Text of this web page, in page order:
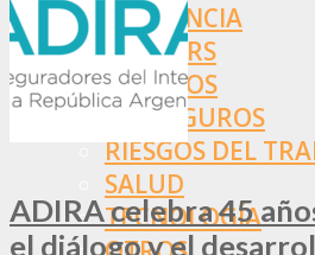
ASISTENCIA
BROKERS
SEGUROS
REASEGUROS
RIESGOS DEL
SALUD
TECNOLOGÍA
ADIRA celebra 45
el diálogo y el